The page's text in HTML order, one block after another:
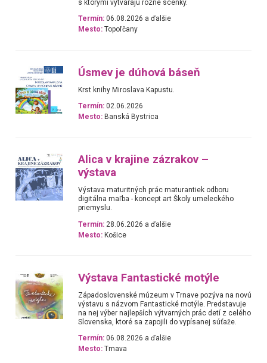
s ktorými vytvárajú rôzne scénky.
Termín: 06.08.2026 a ďalšie
Mesto: Topoľčany
Úsmev je dúhová báseň
Krst knihy Miroslava Kapustu.
Termín: 02.06.2026
Mesto: Banská Bystrica
Alica v krajine zázrakov –
výstava
Výstava maturitných prác maturantiek odboru
digitálna maľba - koncept art Školy umeleckého
priemyslu.
Termín: 28.06.2026 a ďalšie
Mesto: Košice
Výstava Fantastické motýle
Západoslovenské múzeum v Trnave pozýva na novú
výstavu s názvom Fantastické motýle. Predstavuje
na nej výber najlepších výtvarných prác detí z celého
Slovenska, ktoré sa zapojili do vypísanej súťaže.
Termín: 06.08.2026 a ďalšie
Mesto: Trnava